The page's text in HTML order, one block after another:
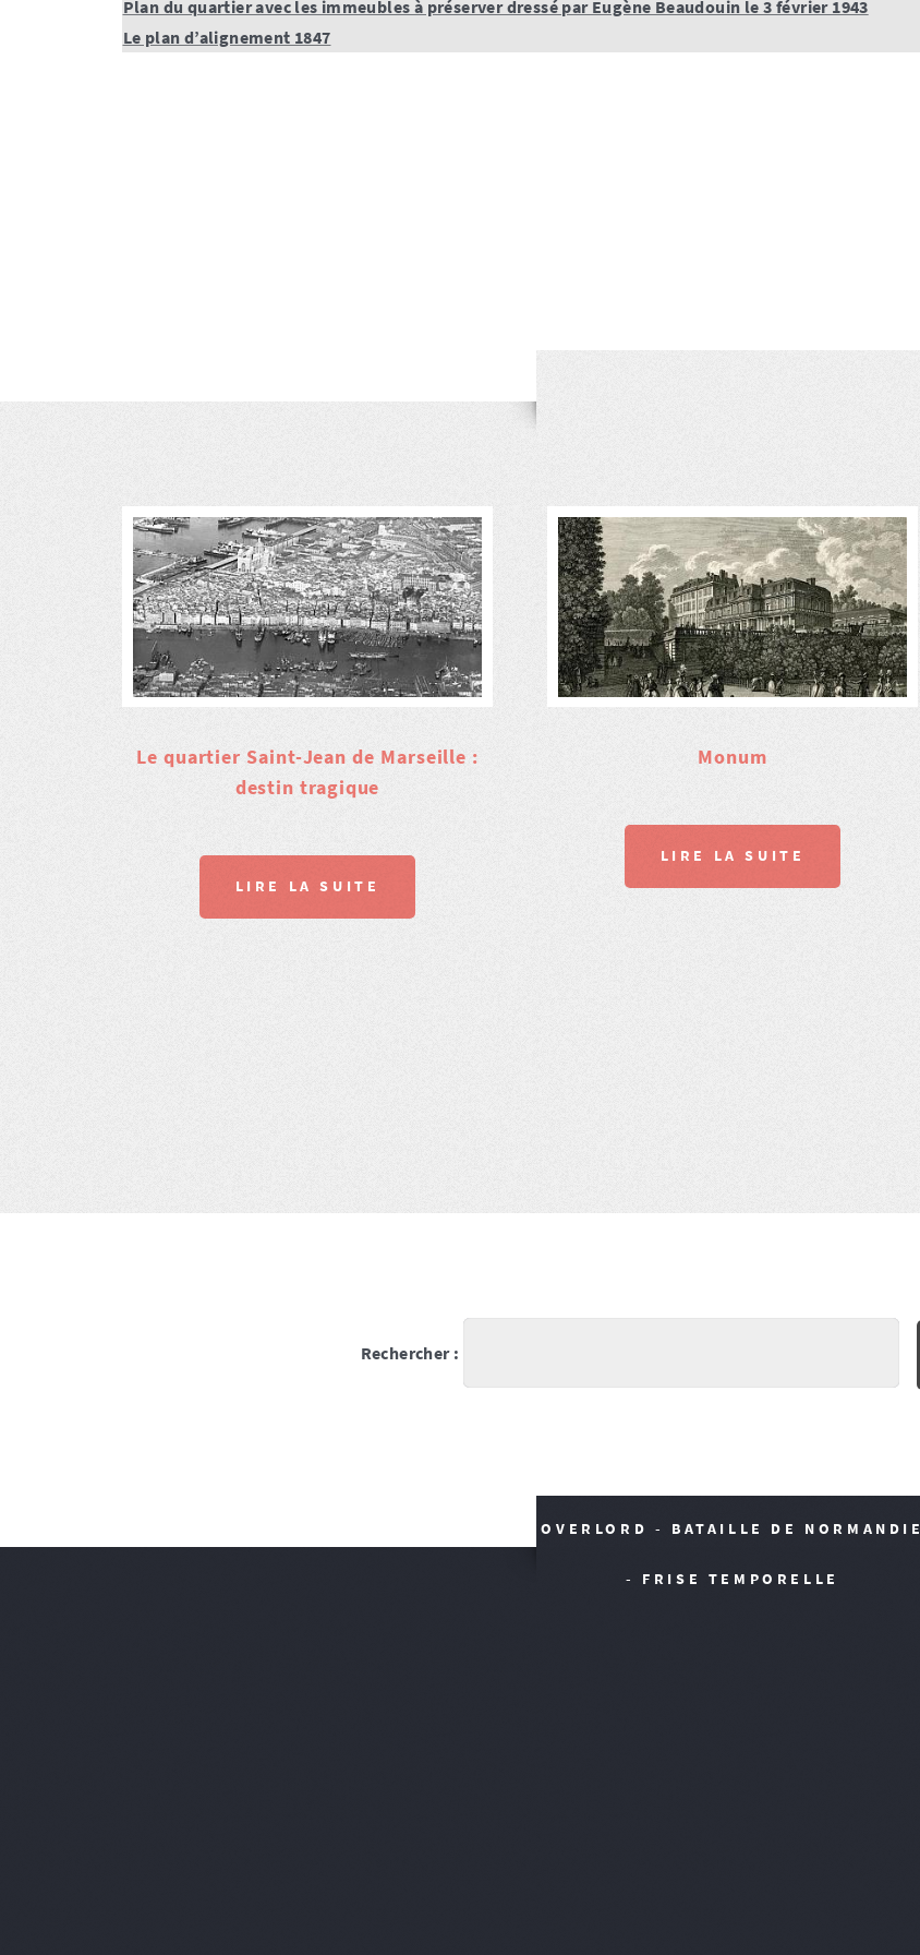
Plan du quartier avec les immeubles à préserver dressé par Eugène Beaudouin le 3 février 1943
Le plan d’alignement 1847
Le quartier Saint-Jean de Marseille :
destin tragique
LIRE LA SUITE
Monum
LIRE LA SUITE
Rechercher :
OVERLORD - BATAILLE DE NORMANDIE
- FRISE TEMPORELLE